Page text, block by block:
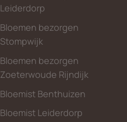
Leiderdorp
Bloemen bezorgen
Stompwijk
Bloemen bezorgen
Zoeterwoude Rijndijk
Bloemist Benthuizen
Bloemist Leiderdorp